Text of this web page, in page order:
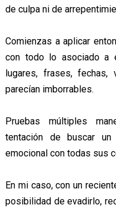
de culpa ni de
Comienzas a aplicar
con todo lo asociado a
lugares, frases,
parecían imborrables.
Pruebas múltiples
tentación de buscar
emocional con todas sus
En mi caso, con un
posibilidad de evadirlo,